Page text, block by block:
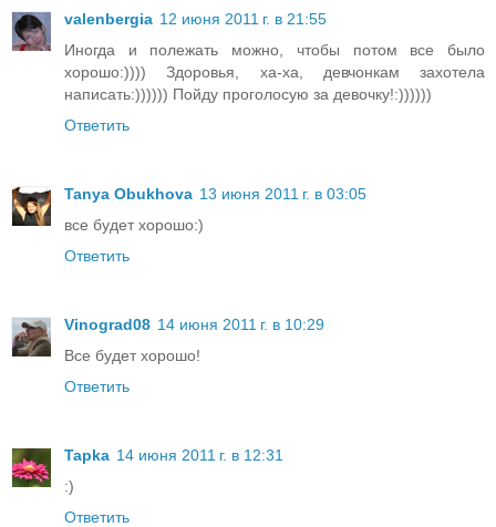
valenbergia 12 июня 2011 г. в 21:55
Иногда и полежать можно, чтобы потом все было
хорошо:)))) Здоровья, ха-ха, девчонкам захотела
написать:)))))) Пойду проголосую за девочку!:))))))
Ответить
Tanya Obukhova 13 июня 2011 г. в 03:05
все будет хорошо:)
Ответить
Vinograd08 14 июня 2011 г. в 10:29
Все будет хорошо!
Ответить
Tapka 14 июня 2011 г. в 12:31
:)
Ответить